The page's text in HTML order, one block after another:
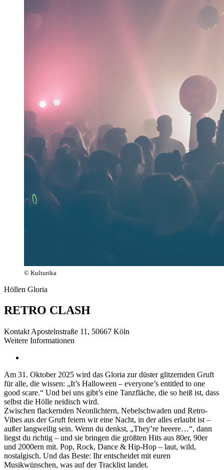
© Kulturika
Höllen Gloria
RETRO CLASH
Kontakt Apostelnstraße 11, 50667 Köln
Weitere Informationen
Am 31. Oktober 2025 wird das Gloria zur düster glitzernden Gruft
für alle, die wissen: „It’s Halloween – everyone’s entitled to one
good scare.“ Und bei uns gibt’s eine Tanzfläche, die so heiß ist, dass
selbst die Hölle neidisch wird.
Zwischen flackernden Neonlichtern, Nebelschwaden und Retro-
Vibes aus der Gruft feiern wir eine Nacht, in der alles erlaubt ist –
außer langweilig sein. Wenn du denkst, „They’re heeere…“, dann
liegst du richtig – und sie bringen die größten Hits aus 80er, 90er
und 2000ern mit. Pop, Rock, Dance & Hip-Hop – laut, wild,
nostalgisch. Und das Beste: Ihr entscheidet mit euren
Musikwünschen, was auf der Tracklist landet.